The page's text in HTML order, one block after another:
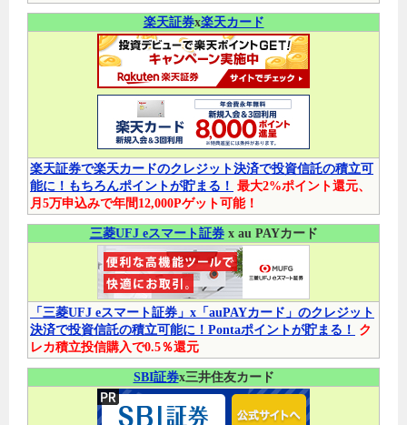
楽天証券x楽天カード
楽天証券で楽天カードのクレジット決済で投資信託の積立可
能に！もちろんポイントが貯まる！ 最大2%ポイント還元、
月5万申込みで年間12,000Pゲット可能！
三菱UFJ eスマート証券x au PAYカード
「三菱UFJ eスマート証券」x「auPAYカード」のクレジット
決済で投資信託の積立可能に！Pontaポイントが貯まる！
ク
レカ積立投信購入で0.5％還元
SBI証券x三井住友カード